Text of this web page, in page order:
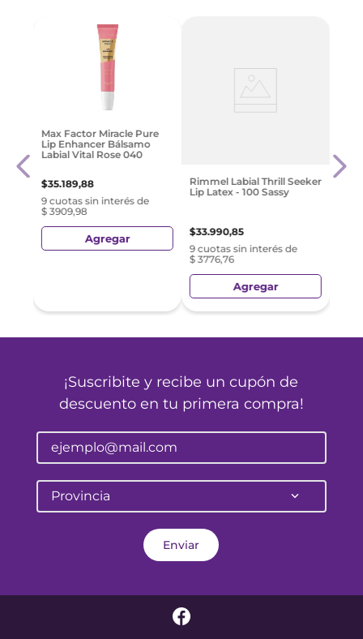
Max Factor Miracle Pure
Lip Enhancer Bálsamo
Labial Vital Rose 040
$35.189,88
9 cuotas sin interés de
$ 3909,98
Agregar
Rimmel Labial Thrill Seeker
Lip Latex - 100 Sassy
$33.990,85
9 cuotas sin interés de
$ 3776,76
Agregar
$
¡Suscribite y recibe un cupón de
descuento en tu primera compra!
Provincia
Enviar